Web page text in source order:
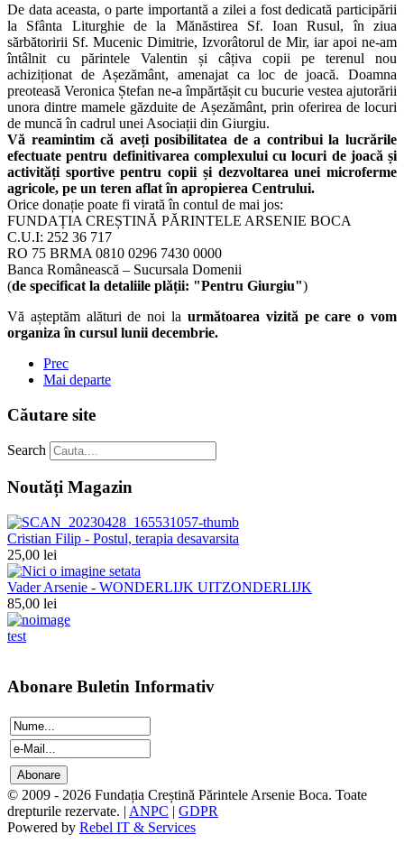
De data aceasta, o parte importantă a zilei a fost dedicată participării
la Sfânta Liturghie de la Mănăstirea Sf. Ioan Rusul, în ziua
sărbătoririi Sf. Mucenic Dimitrie, Izvorâtorul de Mir, iar apoi ne-am
întâlnit cu părintele Valentin și câțiva copii pe terenul nou
achiziționat de Așezământ, amenajat ca loc de joacă. Doamna
preoteasă Veronica Ștefan ne-a împărtășit cu bucurie vestea ajutorării
unora dintre mamele găzduite de Așezământ, prin oferirea de locuri
de muncă în cadrul unei Asociații din Giurgiu.
Vă reamintim că aveți posibilitatea de a contribui la lucrările
efectuate pentru definitivarea complexului cu locuri de joacă și
activități sportive pentru copii și dezvoltarea unei microferme
agricole, pe un teren aflat în apropierea Centrului.
Orice donație poate fi virată în contul de mai jos:
FUNDAȚIA CREȘTINĂ PĂRINTELE ARSENIE BOCA
C.U.I: 252 36 717
RO 75 BRMA 0810 0296 7430 0000
Banca Românească – Sucursala Domenii
(de specificat la detaliile plății: "Pentru Giurgiu")
Vă așteptăm alături de noi la următoarea vizită pe care o vom
organiza în cursul lunii decembrie.
Prec
Mai departe
Căutare site
Search
Noutăți Magazin
Cristian Filip - Postul, terapia desavarsita
25,00 lei
Vader Arsenie - WONDERLIJK UITZONDERLIJK
85,00 lei
test
Abonare Buletin Informativ
© 2009 - 2026 Fundația Creștină Părintele Arsenie Boca. Toate
drepturile rezervate. | ANPC | GDPR
Powered by Rebel IT & Services